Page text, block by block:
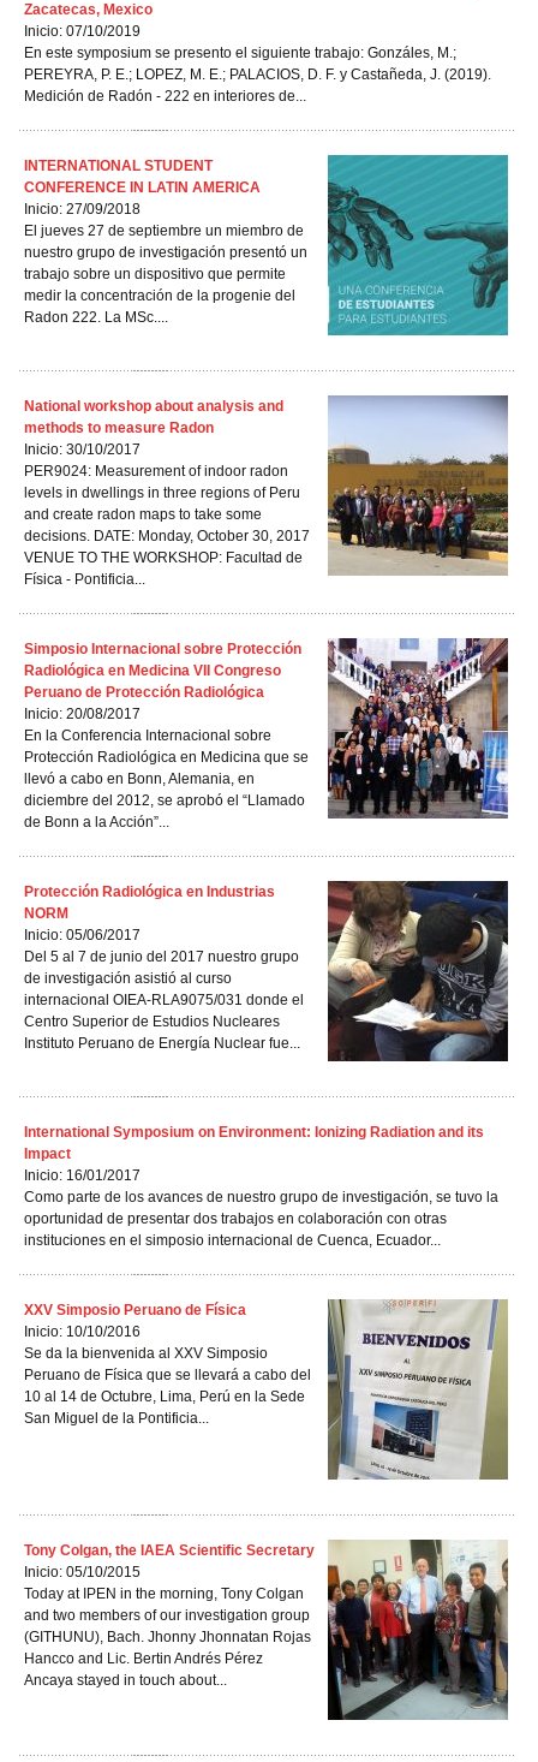
Zacatecas, Mexico
Inicio: 07/10/2019
En este symposium se presento el siguiente trabajo: Gonzáles, M.;
PEREYRA, P. E.; LOPEZ, M. E.; PALACIOS, D. F. y Castañeda, J. (2019).
Medición de Radón - 222 en interiores de...
INTERNATIONAL STUDENT
CONFERENCE IN LATIN AMERICA
Inicio: 27/09/2018
El jueves 27 de septiembre un miembro de
nuestro grupo de investigación presentó un
trabajo sobre un dispositivo que permite
medir la concentración de la progenie del
Radon 222. La MSc....
National workshop about analysis and
methods to measure Radon
Inicio: 30/10/2017
PER9024: Measurement of indoor radon
levels in dwellings in three regions of Peru
and create radon maps to take some
decisions. DATE: Monday, October 30, 2017
VENUE TO THE WORKSHOP: Facultad de
Física - Pontificia...
Simposio Internacional sobre Protección
Radiológica en Medicina VII Congreso
Peruano de Protección Radiológica
Inicio: 20/08/2017
En la Conferencia Internacional sobre
Protección Radiológica en Medicina que se
llevó a cabo en Bonn, Alemania, en
diciembre del 2012, se aprobó el “Llamado
de Bonn a la Acción”...
Protección Radiológica en Industrias
NORM
Inicio: 05/06/2017
Del 5 al 7 de junio del 2017 nuestro grupo
de investigación asistió al curso
internacional OIEA-RLA9075/031 donde el
Centro Superior de Estudios Nucleares
Instituto Peruano de Energía Nuclear fue...
International Symposium on Environment: Ionizing Radiation and its
Impact
Inicio: 16/01/2017
Como parte de los avances de nuestro grupo de investigación, se tuvo la
oportunidad de presentar dos trabajos en colaboración con otras
instituciones en el simposio internacional de Cuenca, Ecuador...
XXV Simposio Peruano de Física
Inicio: 10/10/2016
Se da la bienvenida al XXV Simposio
Peruano de Física que se llevará a cabo del
10 al 14 de Octubre, Lima, Perú en la Sede
San Miguel de la Pontificia...
Tony Colgan, the IAEA Scientific Secretary
Inicio: 05/10/2015
Today at IPEN in the morning, Tony Colgan
and two members of our investigation group
(GITHUNU), Bach. Jhonny Jhonnatan Rojas
Hancco and Lic. Bertin Andrés Pérez
Ancaya stayed in touch about...